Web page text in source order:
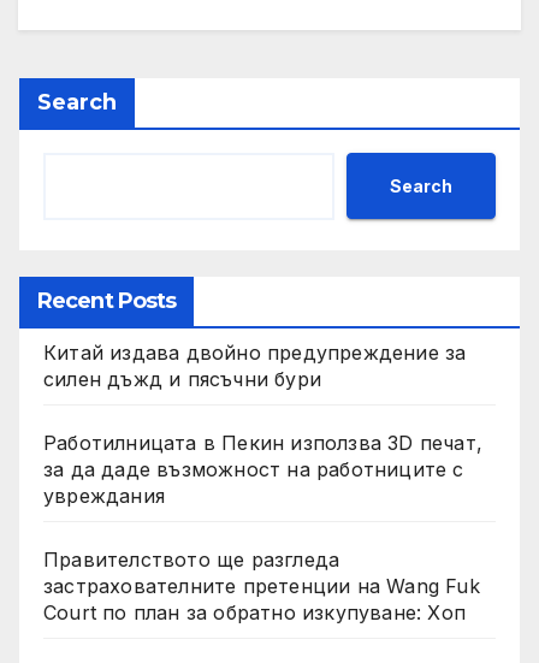
Search
Search
Recent Posts
Китай издава двойно предупреждение за
силен дъжд и пясъчни бури
Работилницата в Пекин използва 3D печат,
за да даде възможност на работниците с
увреждания
Правителството ще разгледа
застрахователните претенции на Wang Fuk
Court по план за обратно изкупуване: Хоп